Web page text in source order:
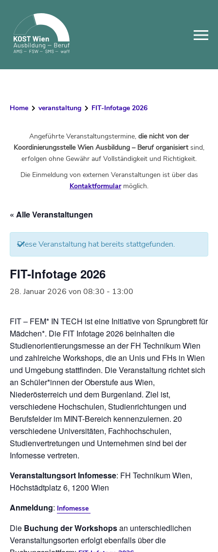
content
Home veranstaltung FIT-Infotage 2026
Angeführte Veranstaltungstermine, die nicht von der
Koordinierungsstelle Wien Ausbildung – Beruf organisiertsind,
erfolgen ohne Gewähr auf Vollständigkeit und Richtigkeit.
Die Einmeldung von externen Veranstaltungen ist über das
Kontaktformularmöglich.
« Alle Veranstaltungen
Diese Veranstaltung hat bereits stattgefunden.
FIT-Infotage 2026
28. Januar 2026 von 08:30 - 13:00
FIT – FEM* IN TECH ist eine Initiative von Sprungbrett für
Mädchen*. Die FIT Infotage 2026 beinhalten die
Studienorientierungsmesse an der FH Technikum Wien
und zahlreiche Workshops, die an Unis und FHs in Wien
und Umgebung stattfinden. Die Veranstaltung richtet sich
an Schüler*innen der Oberstufe aus Wien,
Niederösterreich und dem Burgenland. Ziel ist,
verschiedene Hochschulen, Studienrichtungen und
Berufsfelder im MINT-Bereich kennenzulernen. 20
verschiedene Universitäten, Fachhochschulen,
Studienvertretungen und Unternehmen sind bei der
Infomesse vertreten.
Veranstaltungsort Infomesse: FH Technikum Wien,
Höchstädtplatz 6, 1200 Wien
Anmeldung: Infomesse
Die Buchung der Workshopsan unterschiedlichen
Veranstaltungsorten erfolgt ebenfalls über die